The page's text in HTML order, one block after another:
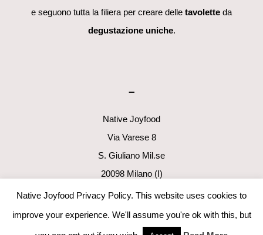
e seguono tutta la filiera per creare delle tavolette da
degustazione uniche.
–
Native Joyfood
Via Varese 8
S. Giuliano Mil.se
20098 Milano (I)
p.i. 06411160960
info@nativejoyfood.com
Native Joyfood Privacy Policy. This website uses cookies to
improve your experience. We'll assume you're ok with this, but